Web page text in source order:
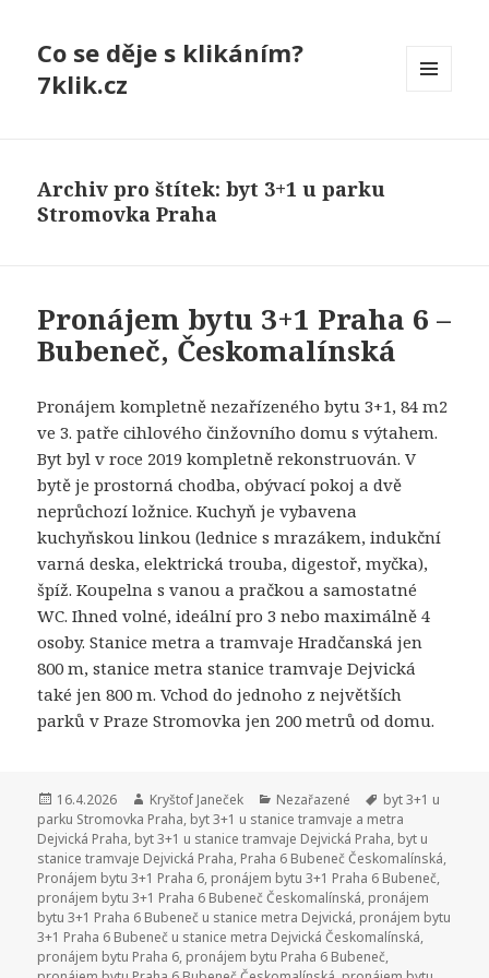
Co se děje s klikáním?
7klik.cz
Archiv pro štítek: byt 3+1 u parku
Stromovka Praha
Pronájem bytu 3+1 Praha 6 –
Bubeneč, Českomalínská
Pronájem kompletně nezařízeného bytu 3+1, 84 m2
ve 3. patře cihlového činžovního domu s výtahem.
Byt byl v roce 2019 kompletně rekonstruován. V
bytě je prostorná chodba, obývací pokoj a dvě
neprůchozí ložnice. Kuchyň je vybavena
kuchyňskou linkou (lednice s mrazákem, indukční
varná deska, elektrická trouba, digestoř, myčka),
špíž. Koupelna s vanou a pračkou a samostatné
WC. Ihned volné, ideální pro 3 nebo maximálně 4
osoby. Stanice metra a tramvaje Hradčanská jen
800 m, stanice metra stanice tramvaje Dejvická
také jen 800 m. Vchod do jednoho z největších
parků v Praze Stromovka jen 200 metrů od domu.
Publikováno:
16.4.2026 Autor:
Kryštof Janeček Rubriky:
Nezařazené Štítky:
byt 3+1 u
parku Stromovka Praha, byt 3+1 u stanice tramvaje a metra
Dejvická Praha, byt 3+1 u stanice tramvaje Dejvická Praha, byt u
stanice tramvaje Dejvická Praha, Praha 6 Bubeneč Českomalínská,
Pronájem bytu 3+1 Praha 6, pronájem bytu 3+1 Praha 6 Bubeneč,
pronájem bytu 3+1 Praha 6 Bubeneč Českomalínská, pronájem
bytu 3+1 Praha 6 Bubeneč u stanice metra Dejvická, pronájem bytu
3+1 Praha 6 Bubeneč u stanice metra Dejvická Českomalínská,
pronájem bytu Praha 6, pronájem bytu Praha 6 Bubeneč,